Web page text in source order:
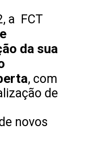
a FCT
da sua
, com
de
novos